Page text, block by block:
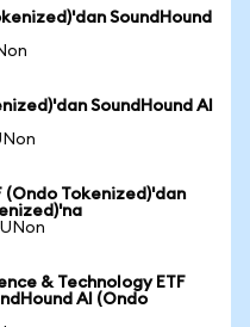
SoundHound
SoundHound AI
(Ondo Tokenized)'dan
& Technology ETF
AI (Ondo